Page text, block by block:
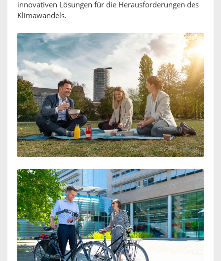
innovativen Lösungen für die Herausforderungen des
Klimawandels.